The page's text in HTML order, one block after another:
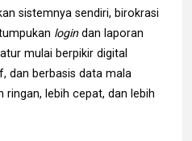
sistemnya sendiri, birokrasi
logindan laporan
mulai berpikir digital
dan berbasis data mala
ringan, lebih cepat, dan lebih